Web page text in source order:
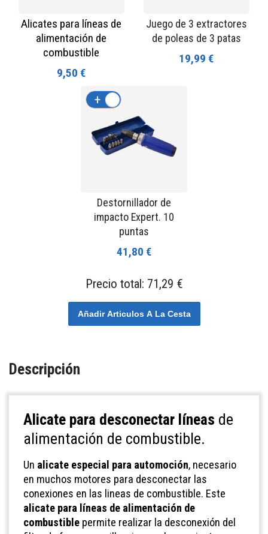
Alicates para líneas de
alimentación de
combustible
9,50 €
Juego de 3 extractores
de poleas de 3 patas
19,99 €
Destornillador de
impacto Expert. 10
puntas
41,80 €
+
Precio total: 71,29 €
Añadir Articulos A La Cesta
Descripción
Alicate para desconectar líneas de
alimentación de combustible.
Un alicate especial para automoción, necesario
en muchos motores para desconectar las
conexiones en las lineas de combustible. Este
alicate para líneas de alimentación de
combustible permite realizar la desconexión del